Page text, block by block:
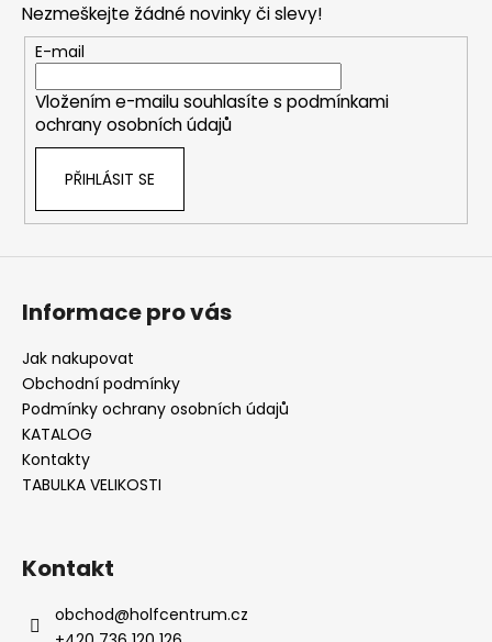
p
r
v
k
y
u
Nezmeškejte žádné novinky či slevy!
E-mail
Vložením e-mailu souhlasíte s podmínkami
ochrany osobních údajů
PŘIHLÁSIT SE
Informace pro vás
Jak nakupovat
Obchodní podmínky
Podmínky ochrany osobních údajů
KATALOG
Kontakty
TABULKA VELIKOSTI
Kontakt
obchod@holfcentrum.cz